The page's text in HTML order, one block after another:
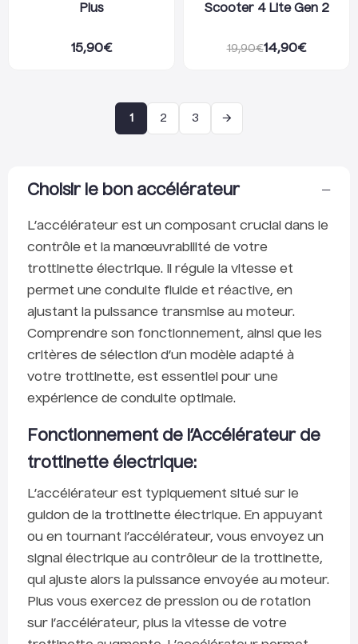
Plus
15,90€
Scooter 4 Lite Gen 2
19,90€14,90€
1 2 3 →
Choisir le bon accélérateur −
L’accélérateur est un composant crucial dans le
contrôle et la manœuvrabilité de votre
trottinette électrique. Il régule la vitesse et
permet une conduite fluide et réactive, en
ajustant la puissance transmise au moteur.
Comprendre son fonctionnement, ainsi que les
critères de sélection d’un modèle adapté à
votre trottinette, est essentiel pour une
expérience de conduite optimale.
Fonctionnement de l’Accélérateur de
trottinette électrique:
L’accélérateur est typiquement situé sur le
guidon de la trottinette électrique. En appuyant
ou en tournant l’accélérateur, vous envoyez un
signal électrique au contrôleur de la trottinette,
qui ajuste alors la puissance envoyée au moteur.
Plus vous exercez de pression ou de rotation
sur l’accélérateur, plus la vitesse de votre